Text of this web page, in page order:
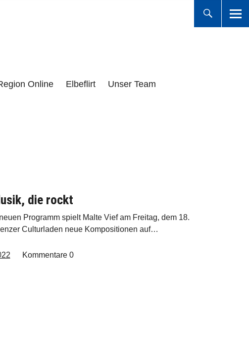
Online Elbeflirt Unser Team
die rockt
Programm spielt Malte Vief am Freitag, dem 18.
Culturladen neue Kompositionen auf…
Kommentare 0